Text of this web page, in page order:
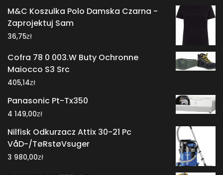
M&C Koszulka Polo Damska Czarna -
Zaprojektuj Sam
36,75zł
Cofra 78 0 003.W Buty Ochronne
Maiocco S3 Src
405,14zł
Panasonic Pt-Tx350
4 149,00zł
Nilfisk Odkurzacz Attix 30-21 Pc
VåD-/TøRstøVsuger
3 980,00zł